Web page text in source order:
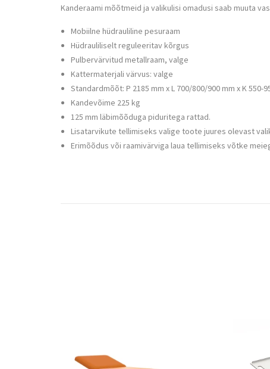
Kanderaami mõõtmeid ja valikulisi omadusi saab muuta
Mobiilne hüdrauliline pesuraam
Hüdrauliliselt reguleeritav kõrgus
Pulbervärvitud metallraam, valge
Kattermaterjali värvus: valge
Standardmõõt: P 2185 mm x L 700/800/900 mm x K 550-
Kandevõime 225 kg
125 mm läbimõõduga piduritega rattad.
Lisatarvikute tellimiseks valige toote juures olevast
Erimõõdus või raamivärviga laua tellimiseks võtke